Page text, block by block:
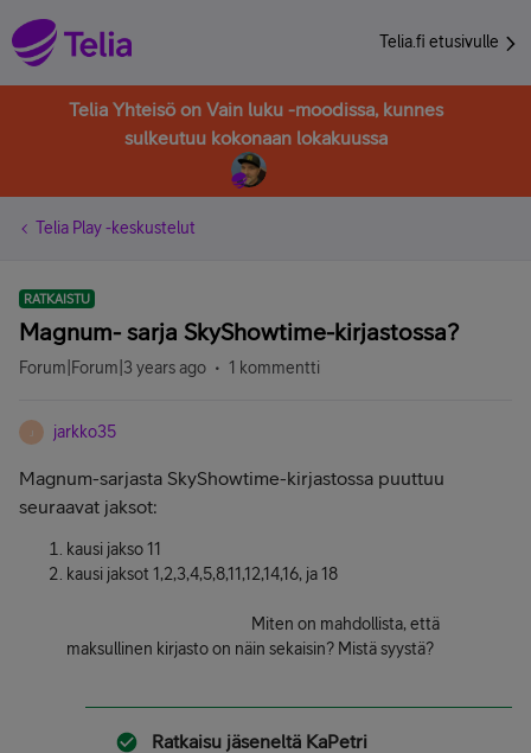
Telia.fi etusivulle
Telia Yhteisö on Vain luku -moodissa, kunnes
sulkeutuu kokonaan lokakuussa
Telia Play -keskustelut
RATKAISTU
Magnum- sarja SkyShowtime-kirjastossa?
Forum|Forum|3 years ago 1 kommentti
J jarkko35
Magnum-sarjasta SkyShowtime-kirjastossa puuttuu
seuraavat jaksot:
kausi jakso 11
kausi jaksot 1,2,3,4,5,8,11,12,14,16, ja 18
Miten on mahdollista, että
maksullinen kirjasto on näin sekaisin? Mistä syystä?
Ratkaisu jäseneltä KaPetri